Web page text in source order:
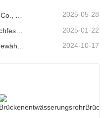
2025-05-28
2025-01-22
Brückenentwässerungsrohre: Gewährleistung eines effizienten Wassermanagements in der modernen Infrastruktur 2024-10-17